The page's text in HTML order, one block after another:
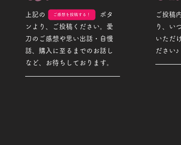
上記の ボタ
ンより、ご投稿ください。愛
刀のご感想や思い出話・自慢
話、購入に至るまでのお話し
など、お待ちしております。
ご投稿
り、い
いただ
ださい♪